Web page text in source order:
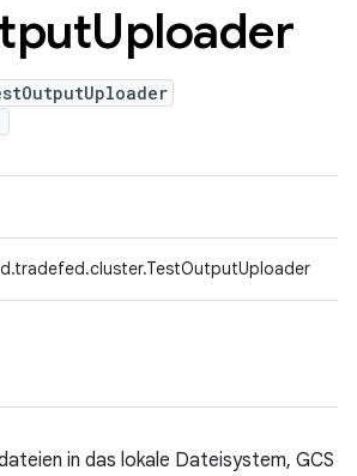
Uploader
in das lokale Dateisystem, GCS